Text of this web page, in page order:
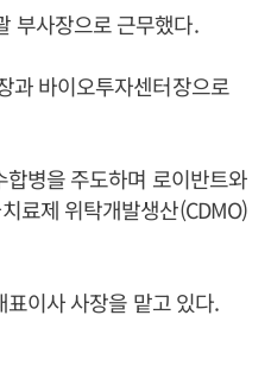
부사장으로 근무했다.
과 바이오투자센터장으로
병을 주도하며 로이반트와
료제 위탁개발생산(CDMO)
이사 사장을 맡고 있다.